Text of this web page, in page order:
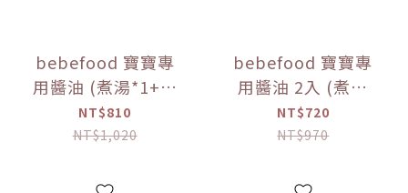
bebefood 寶寶專
用醬油 (煮湯*1+沾
用*1) + bebefood
兒童專用調味海鹽
NT$810
NT$1,020
bebefood 寶寶專
用醬油 2入 (煮湯
*1+沾用*1) +little
pasta造型義大利麵
限定】
NT$720
NT$970